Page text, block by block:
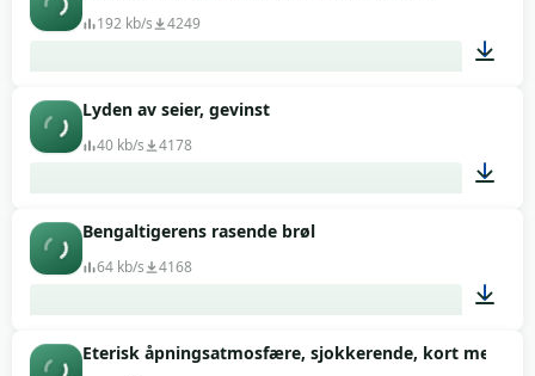
192 kb/s 4249
Lyden av seier, gevinst
40 kb/s 4178
Bengaltigerens rasende brøl
64 kb/s 4168
00:06
Eterisk åpningsatmosfære, sjokkerende, kort